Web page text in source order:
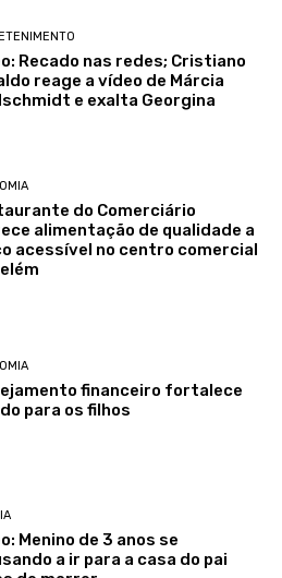
Recado nas redes; Cristiano
reage a vídeo de Márcia
e exalta Georgina
do Comerciário
alimentação de qualidade a
acessível no centro comercial
financeiro fortalece
para os filhos
Menino de 3 anos se
a ir para a casa do pai